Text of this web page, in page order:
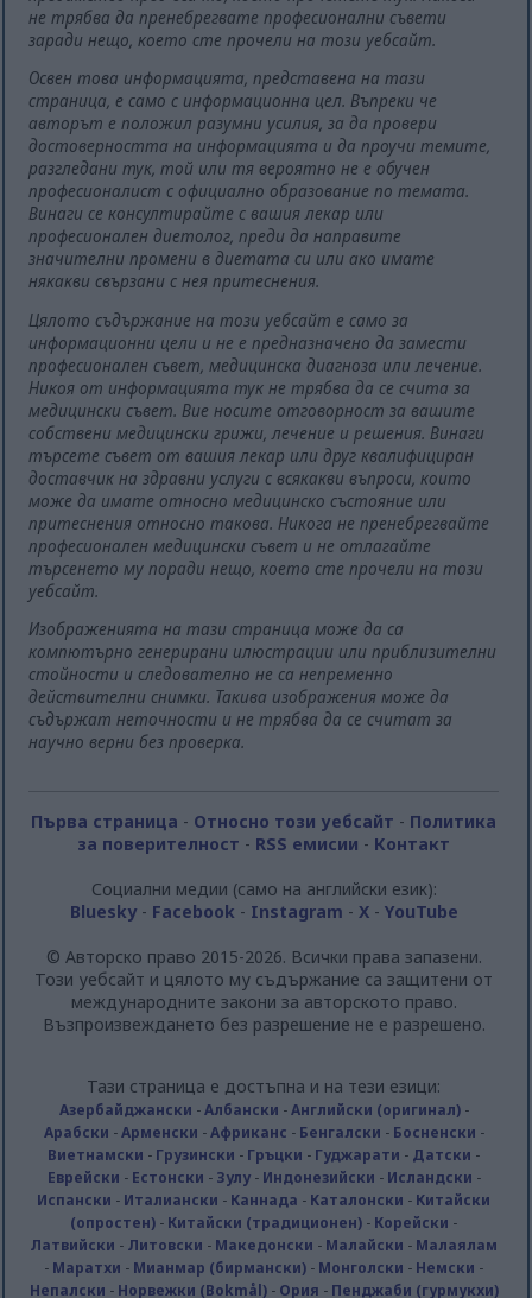
не трябва да пренебрегвате професионални съвети
заради нещо, което сте прочели на този уебсайт.
Освен това информацията, представена на тази
страница, е само с информационна цел. Въпреки че
авторът е положил разумни усилия, за да провери
достоверността на информацията и да проучи темите,
разгледани тук, той или тя вероятно не е обучен
професионалист с официално образование по темата.
Винаги се консултирайте с вашия лекар или
професионален диетолог, преди да направите
значителни промени в диетата си или ако имате
някакви свързани с нея притеснения.
Цялото съдържание на този уебсайт е само за
информационни цели и не е предназначено да замести
професионален съвет, медицинска диагноза или лечение.
Никоя от информацията тук не трябва да се счита за
медицински съвет. Вие носите отговорност за вашите
собствени медицински грижи, лечение и решения. Винаги
търсете съвет от вашия лекар или друг квалифициран
доставчик на здравни услуги с всякакви въпроси, които
може да имате относно медицинско състояние или
притеснения относно такова. Никога не пренебрегвайте
професионален медицински съвет и не отлагайте
търсенето му поради нещо, което сте прочели на този
уебсайт.
Изображенията на тази страница може да са
компютърно генерирани илюстрации или приблизителни
стойности и следователно не са непременно
действителни снимки. Такива изображения може да
съдържат неточности и не трябва да се считат за
научно верни без проверка.
Първа страница - Относно този уебсайт - Политика
за поверителност - RSS емисии - Контакт
Социални медии (само на английски език):
Bluesky- Facebook - Instagram - X- YouTube
© Авторско право 2015-2026. Всички права запазени.
Този уебсайт и цялото му съдържание са защитени от
международните закони за авторското право.
Възпроизвеждането без разрешение не е разрешено.
Тази страница е достъпна и на тези езици:
Азербайджански -Албански -Английски (оригинал)-
Арабски -Арменски -Африканс - Бенгалски - Босненски -
Виетнамски - Грузински - Гръцки - Гуджарати - Датски -
Еврейски - Естонски - Зулу- Индонезийски - Исландски -
Испански - Италиански - Каннада - Каталонски - Китайски
(опростен) - Китайски (традиционен) - Корейски -
Латвийски - Литовски - Македонски - Малайски - Малаялам
- Маратхи - Мианмар (бирмански) - Монголски - Немски -
Непалски - Норвежки (Bokmål)- Ория - Пенджаби (гурмукхи)